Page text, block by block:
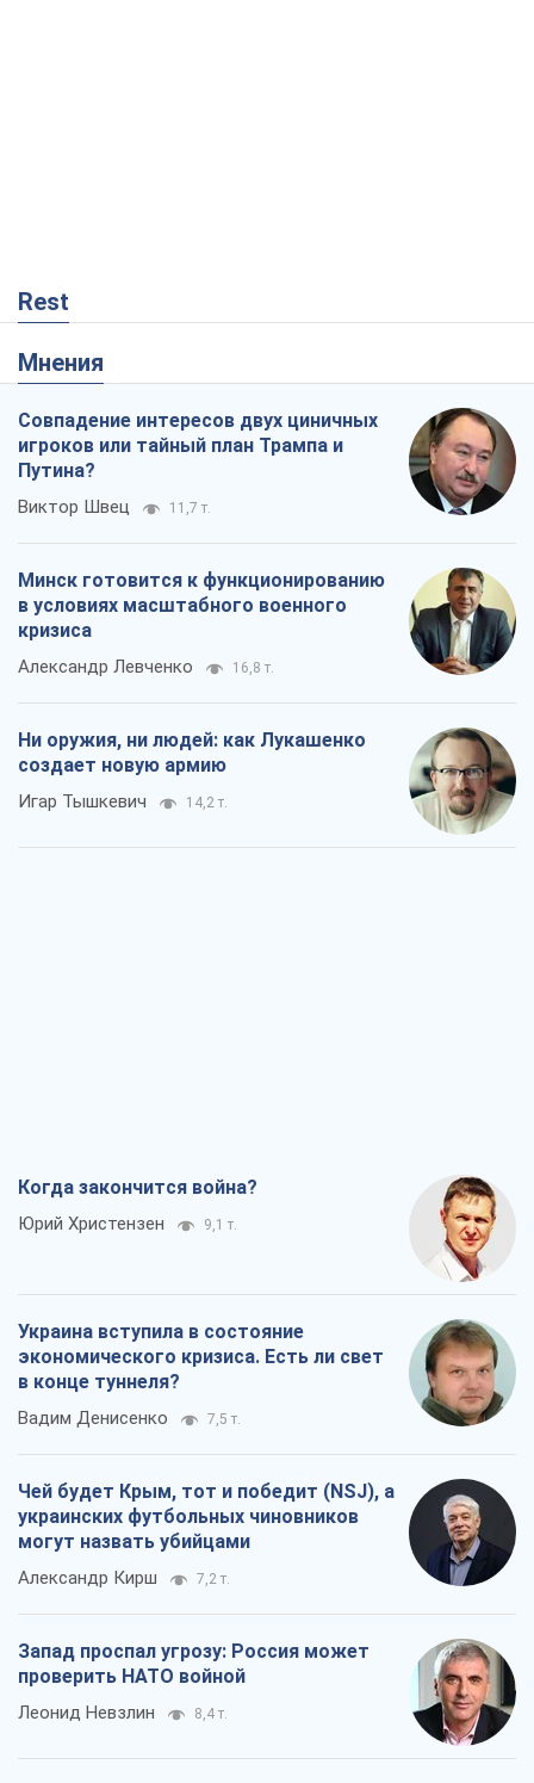
Rest
Мнения
Совпадение интересов двух циничных
игроков или тайный план Трампа и
Путина?
Виктор Швец 11,7 т.
Минск готовится к функционированию
в условиях масштабного военного
кризиса
Александр Левченко 16,8 т.
Ни оружия, ни людей: как Лукашенко
создает новую армию
Игар Тышкевич 14,2 т.
Когда закончится война?
Юрий Христензен 9,1 т.
Украина вступила в состояние
экономического кризиса. Есть ли свет
в конце туннеля?
Вадим Денисенко 7,5 т.
Чей будет Крым, тот и победит (NSJ), а
украинских футбольных чиновников
могут назвать убийцами
Александр Кирш 7,2 т.
Запад проспал угрозу: Россия может
проверить НАТО войной
Леонид Невзлин 8,4 т.